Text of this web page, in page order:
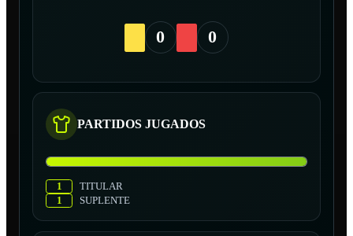
0 0
PARTIDOS JUGADOS
1
TITULAR
1
SUPLENTE